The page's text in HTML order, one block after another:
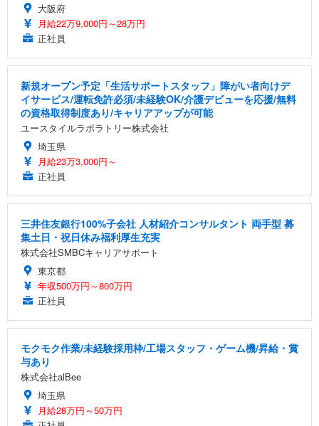
大阪府
月給22万9,000円～28万円
正社員
新規オープン予定「生活サポートスタッフ」障がい者向けデ
イサービス/運転免許必須/未経験OK/介護デビューを応援/無料
の資格取得制度あり/キャリアアップが可能
ユースタイルラボラトリー株式会社
埼玉県
月給23万3,000円～
正社員
三井住友銀行100%子会社 人材紹介コンサルタント 両手型 募
集土日・祝日休み福利厚生充実
株式会社SMBCキャリアサポート
東京都
年収500万円～800万円
正社員
モクモク作業/未経験採用枠/工場スタッフ・ゲーム機/昇給・賞
与あり
株式会社alBee
埼玉県
月給28万円～50万円